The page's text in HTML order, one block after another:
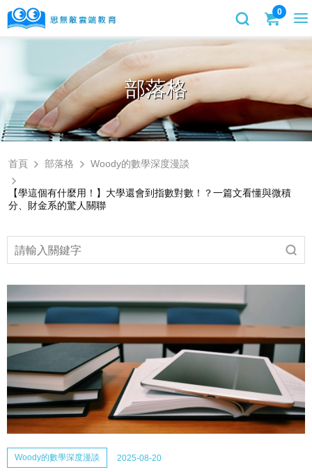
0
部落格
首頁 部落格 Woody的數學深度漫談
【學這個有什麼用！】大學還會到指數對數！？一篇文看懂與微積
分、財金系的驚人關聯
Woody的數學深度漫談 2025-08-20